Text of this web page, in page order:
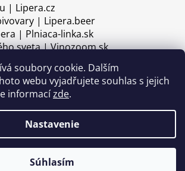
soubory cookie. Dalším
webu vyjadřujete souhlas s jejich
informacízde.
Nastavenie
Súhlasím
| Lipera.cz
| Lipera.beer
| Plniaca-linka.sk
sveta | Vinozoom.sk
Vytvoril Shoptet